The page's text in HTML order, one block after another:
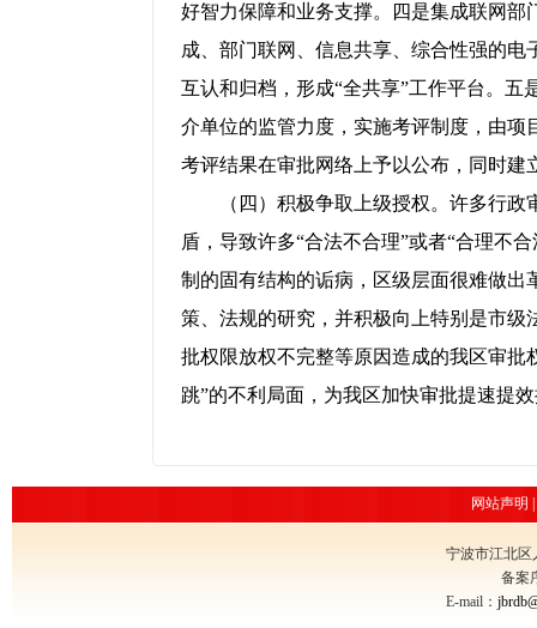
好智力保障和业务支撑。四是集成联网
成、部门联网、信息共享、综合性强的
互认和归档，形成“全共享”工作平台。
介单位的监管力度，实施考评制度，由
考评结果在审批网络上予以公布，同时
（四）积极争取上级授权。许多行政
盾，导致许多“合法不合理”或者“合理不
制的固有结构的诟病，区级层面很难做
策、法规的研究，并积极向上特别是市
批权限放权不完整等原因造成的我区审批
跳”的不利局面，为我区加快审批提速提
网站声明
宁波市江北区
备案
E-mail：